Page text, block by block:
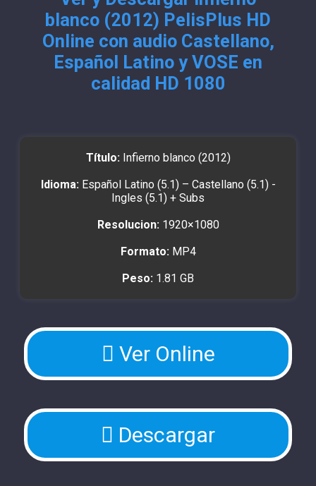
blanco (2012) PelisPlus HD
Online con audio Castellano,
Español Latino y VOSE en
calidad HD 1080
Título: Infierno blanco (2012)
Idioma: Español Latino (5.1) – Castellano (5.1) -
Ingles (5.1) + Subs
Resolucion: 1920×1080
Formato: MP4
Peso: 1.81 GB
Ver Online
Descargar